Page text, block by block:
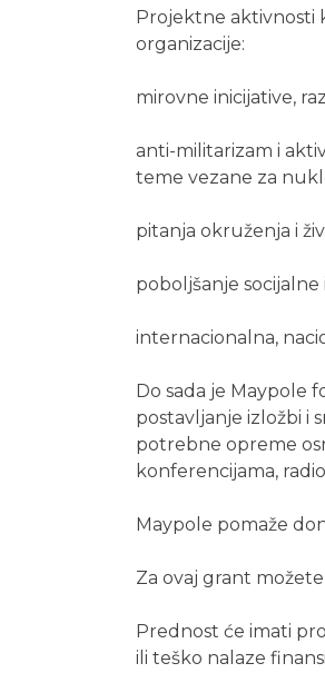
Projektne aktivnosti
organizacije:
mirovne inicijative,
anti-militarizam i
teme vezane za
pitanja okruženja i
poboljšanje socijalne
internacionalna,
Do sada je Maypole
postavljanje izložbi i
potrebne opreme
konferencijama,
Maypole pomaže
Za ovaj grant
Prednost će imati
ili teško nalaze